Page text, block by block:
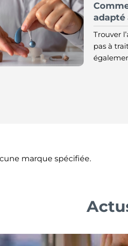
adapté
Trouver
pas à
marque spécifiée.